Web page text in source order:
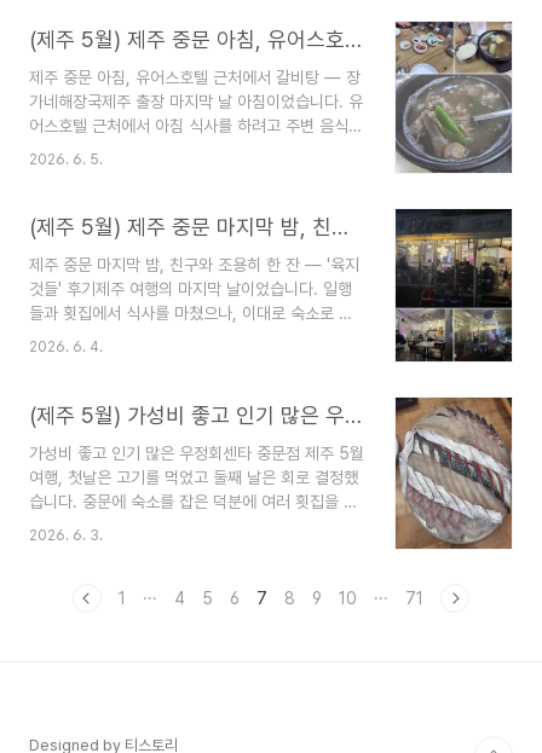
적으로 산업..
로 마음먹고 탑승장 내를 돌아보았지만, 딱히 마음
드쿠키 샌드쿠키 9개입 open 마음 쿠키 버터샌드
한라산도 카라멜 수제쿠팡에서 한라산도 우도땅콩
버터샌드쿠키 샌드쿠키 9개입 open 마음 쿠키 버
터샌드 한라산도 카라멜 수제쿠키 버터앤쉘터 우도
에서 마음샌드 구매탑승구 ..
(제주 5월) 제주 중문 아침, 유어스호텔 근처에서 갈비탕 — 장가네해장국
제주 중문 아침, 유어스호텔 근처에서 갈비탕 — 장
가네해장국제주 출장 마지막 날 아침이었습니다. 유
어스호텔 근처에서 아침 식사를 하려고 주변 음식점
을 찾아보았는데, 대부분 해장국집이거나 보말칼국
아직 시도해보지 않은 갈비탕을 주문하기로 결정했
문상로17번길 4 장가네해장국 제주특별자치도 서
귀포시 중문상로17번길 4 1층위치 및 첫인상중문
향토오일장 인근에 위치한 곳으로, 이전에 방문했던
육지것들과 같은 골목에 있습니다. 호텔에서 도보로
한 분위기였습니다. 특별한 인테..
2026. 6. 5.
(제주 5월) 제주 중문 마지막 밤, 친구와 조용히 한 잔 — '육지것들' 후기
제주 중문 마지막 밤, 친구와 조용히 한 잔 — '육지
것들' 후기제주 여행의 마지막 날이었습니다. 일행
들과 횟집에서 식사를 마쳤으나, 이대로 숙소로 돌
아가 잠자리에 들기에는 아쉬움이 남았습니다. 학회
육지것들 방문 후기입니다.육지것들 제주특별자치
도 서귀포시 중문상로17번길 4 1층 (네비게이션 검
색: 육지것들 또는 중문 불란지 야시장) 중문불란지
야시장 제주특별자치도 서귀포시 중문상로17번길
4 위치 및 분위기중문 관광단지 인근에 위치한 실내
포차입니다. 중문에 숙소를 잡으셨다면 이동이 편리
간이 마련되어 ..
2026. 6. 4.
(제주 5월) 가성비 좋고 인기 많은 우정회센타 중문점 | 중문 횟집 추천
가성비 좋고 인기 많은 우정회센타 중문점 제주 5월
여행, 첫날은 고기를 먹었고 둘째 날은 회로 결정했
습니다. 중문에 숙소를 잡은 덕분에 여러 횟집을 비
교해 볼 수 있었는데, 그중에서도 가성비가 가장 많
제연로 179 우정회센타 중문점 기본 정보주소: 제
주차장 이용)숙소였던 유어스호텔에서 어른 걸음으
2026. 6. 3.
1 ··· 4 5 6 7 8 9 10 ··· 71
Designed by 티스토리